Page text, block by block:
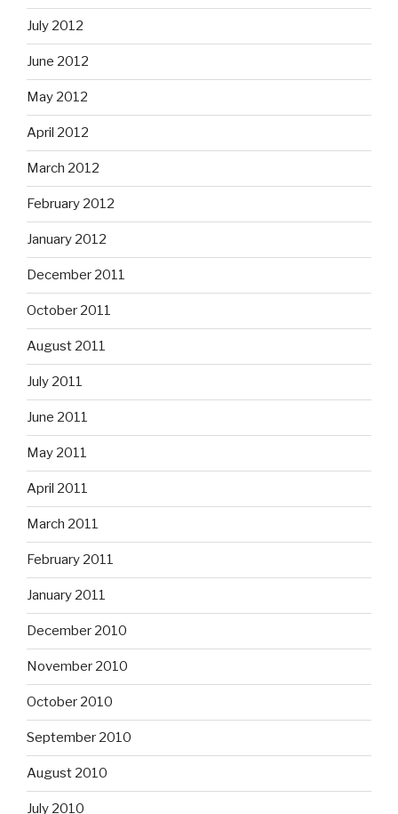
July 2012
June 2012
May 2012
April 2012
March 2012
February 2012
January 2012
December 2011
October 2011
August 2011
July 2011
June 2011
May 2011
April 2011
March 2011
February 2011
January 2011
December 2010
November 2010
October 2010
September 2010
August 2010
July 2010